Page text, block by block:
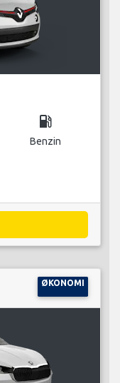
local_gas_station
Benzin
ØKONOMI